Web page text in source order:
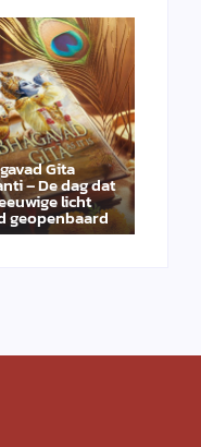
Gita
– De dag dat
licht
geopenbaard